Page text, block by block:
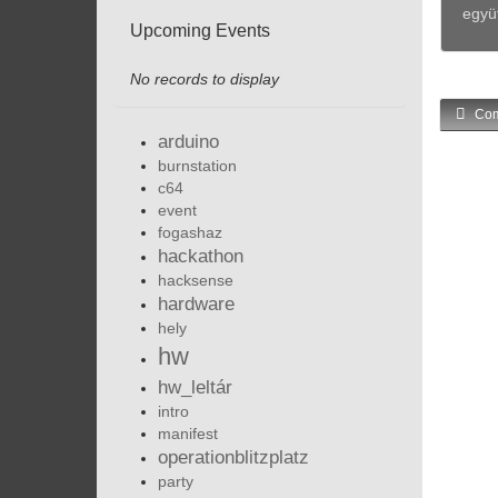
Upcoming Events
No records to display
arduino
burnstation
c64
event
fogashaz
hackathon
hacksense
hardware
hely
hw
hw_leltár
intro
manifest
operationblitzplatz
party